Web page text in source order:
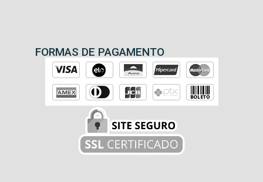
FORMAS DE PAGAMENTO